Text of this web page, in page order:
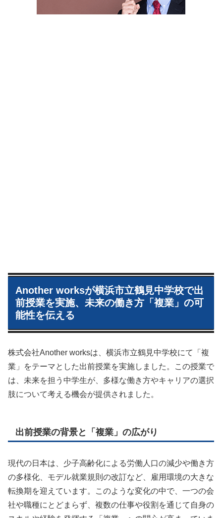
Another worksが横浜市立鶴見中学校で出
前授業を実施、未来の働き方「複業」の可
能性を伝える
株式会社Another worksは、横浜市立鶴見中学校にて「複
業」をテーマとした出前授業を実施しました。この授業で
は、未来を担う中学生が、多様な働き方やキャリアの選択
肢について考える機会が提供されました。
出前授業の背景と「複業」の広がり
現代の日本は、少子高齢化による労働人口の減少や働き方
の多様化、モデル就業規則の改訂など、雇用環境の大きな
転換期を迎えています。このような変化の中で、一つの会
社や職種にとどまらず、複数の仕事や役割を通じて自身の